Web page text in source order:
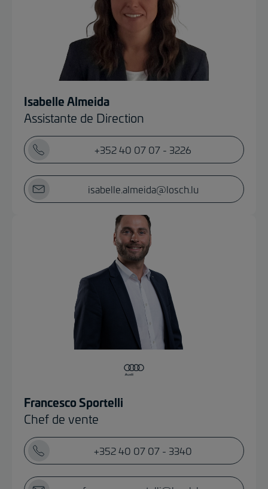
Isabelle Almeida
Assistante de Direction
+352 40 07 07 - 3226
isabelle.almeida@losch.lu
Francesco Sportelli
Chef de vente
+352 40 07 07 - 3340